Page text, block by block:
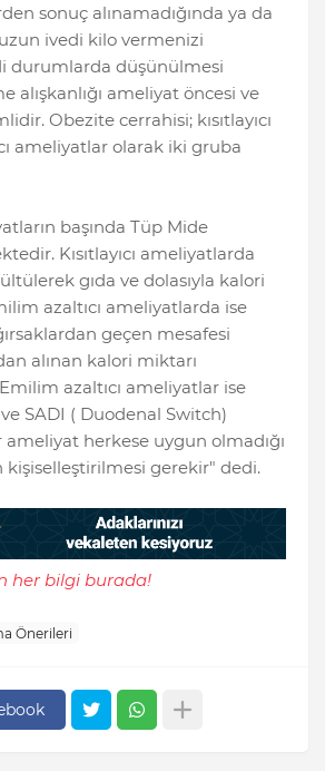
sonuç alınamadığında ya da
ivedi kilo vermenizi
durumlarda düşünülmesi
alışkanlığı ameliyat öncesi ve
Obezite cerrahisi; kısıtlayıcı
ameliyatlar olarak iki gruba
başında Tüp Mide
Kısıtlayıcı ameliyatlarda
gıda ve dolasıyla kalori
azaltıcı ameliyatlarda ise
geçen mesafesi
alınan kalori miktarı
azaltıcı ameliyatlar ise
SADI ( Duodenal Switch)
ameliyat herkese uygun olmadığı
kişiselleştirilmesi gerekir" dedi.
her bilgi burada!
Önerileri